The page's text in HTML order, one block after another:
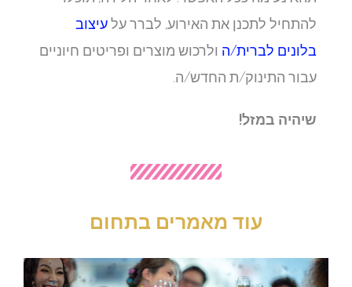
להתחיל לתכנן את האירוע, לברר עלעיצוב
בלונים לברית/הולרכוש מוצרים ופריטים חיוניים
עבור התינוק/ת החדש/ה.
שיהיה במזל!
עוד מאמרים בתחום